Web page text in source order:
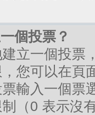
個投票？
立一個投票
您可以在頁
輸入一個票
（0 表示沒